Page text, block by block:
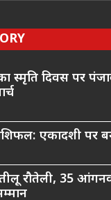
स्मृति दिवस पर
एकादशी पर
रौतेली, 35